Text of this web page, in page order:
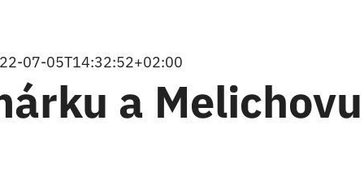
07-05T14:32:52+02:00
a